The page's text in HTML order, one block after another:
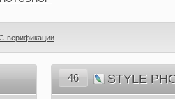
верификации
46 STYLE